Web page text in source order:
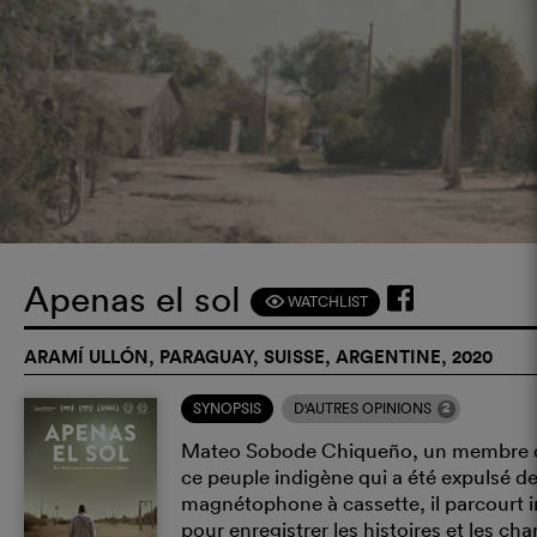
Apenas el sol F WATCHLIST
ARAMÍ ULLÓN, PARAGUAY, SUISSE, ARGENTINE, 2020
SYNOPSIS D'AUTRES OPINIONS 2
Mateo Sobode Chiqueño, un membre
ce peuple indigène qui a été expulsé
magnétophone à cassette, il parcourt
pour enregistrer les histoires et les